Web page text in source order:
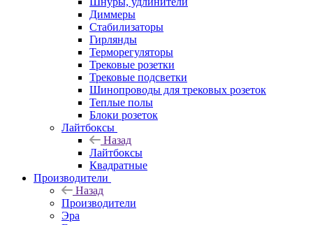
Диммеры
Стабилизаторы
Гирлянды
Терморегуляторы
Трековые розетки
Трековые подсветки
Шинопроводы для трековых розеток
Теплые полы
Блоки розеток
Лайтбоксы
Назад
Лайтбоксы
Квадратные
Производители
Назад
Производители
Эра